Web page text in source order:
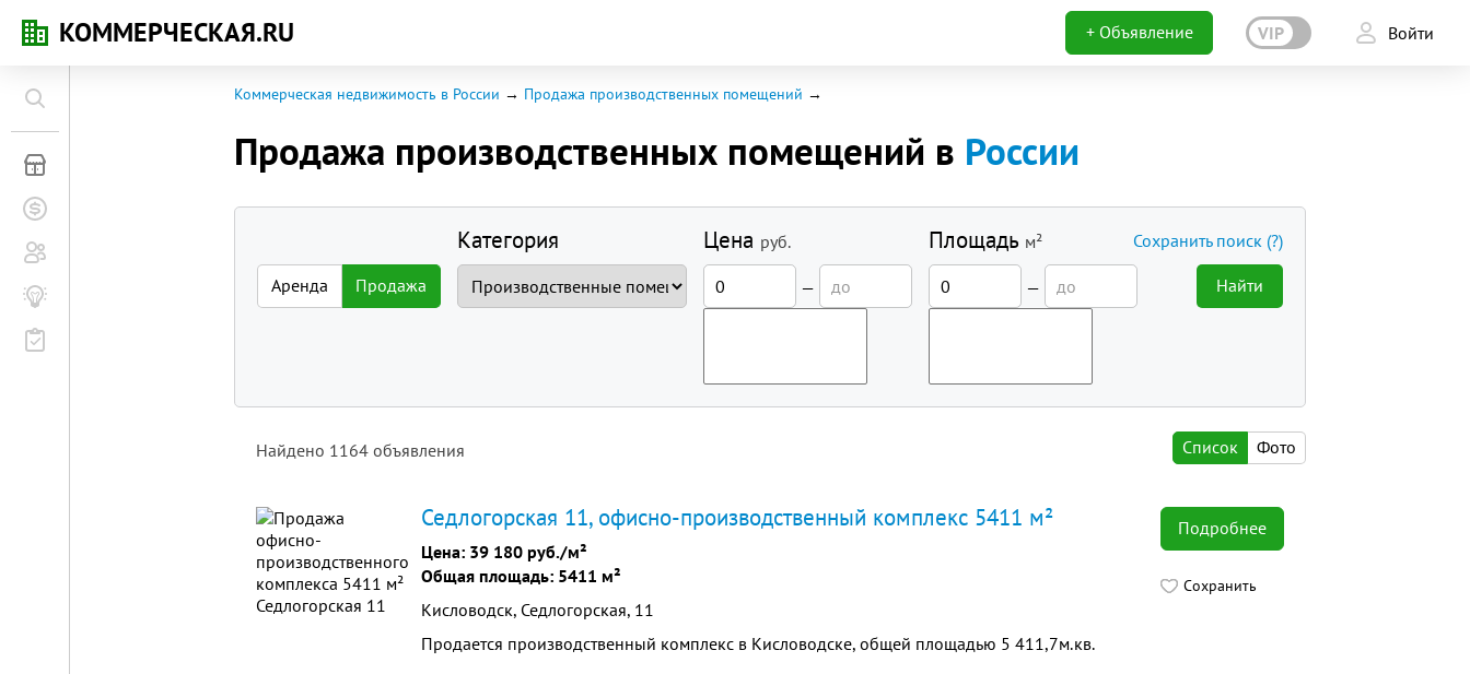
КОММЕРЧЕСКАЯ.RU + Объявление VIP Войти
Коммерческая недвижимость
Коммерческая недвижимость в России Продажа производственных помещений
Продажа производственных помещений в России
Аренда Продажа
Категория Цена руб.
—
Площадь м²
— Найти
Сохранить поиск (?)
Найдено 1164 объявления Список Фото
Подробнее
Сохранить
Седлогорская 11, офисно-производственный комплекс 5411 м²
Цена: 39 180 руб./м²
Общая площадь: 5411 м²
Кисловодск, Седлогорская, 11
Продается производственный комплекс в Кисловодске, общей площадью 5 411,7м.кв.